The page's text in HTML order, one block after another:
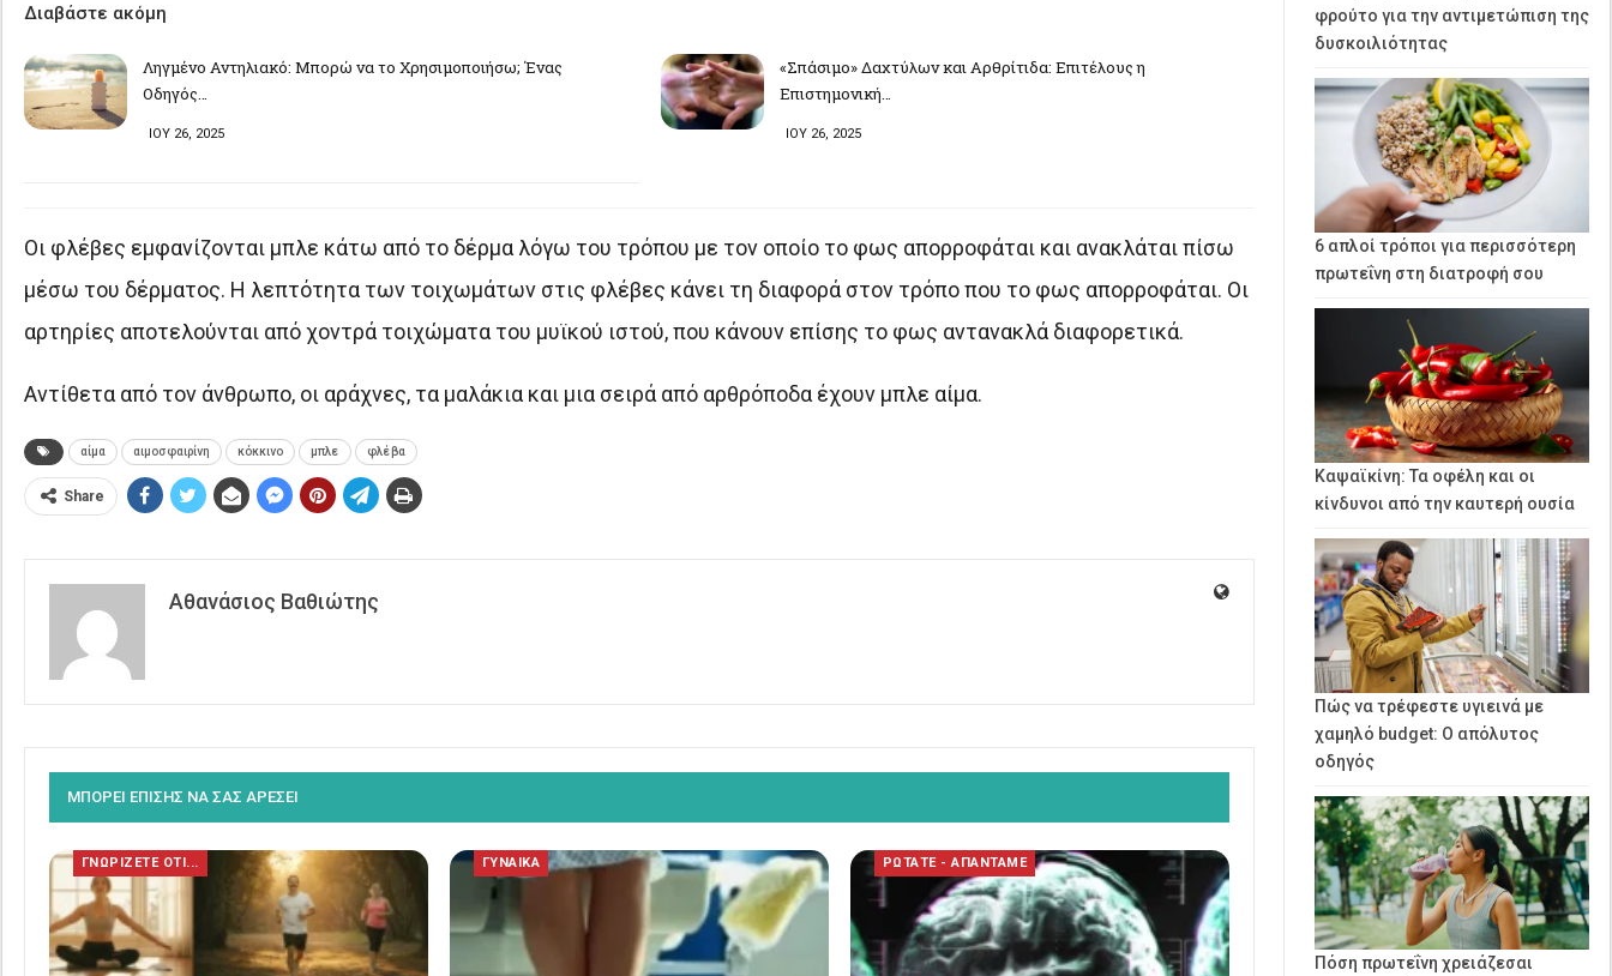
Διαβάστε ακόμη
Ληγμένο Αντηλιακό: Μπορώ να το Χρησιμοποιήσω; Ένας
Οδηγός…
ΙΟΥ 26, 2025
«Σπάσιμο» Δαχτύλων και Αρθρίτιδα: Επιτέλους η
Επιστημονική…
ΙΟΥ 26, 2025
Οι φλέβες εμφανίζονται μπλε κάτω από το δέρμα λόγω του τρόπου με τον οποίο το φως απορροφάται και ανακλάται πίσω
μέσω του δέρματος. Η λεπτότητα των τοιχωμάτων στις φλέβες κάνει τη διαφορά στον τρόπο που το φως απορροφάται. Οι
αρτηρίες αποτελούνται από χοντρά τοιχώματα του μυϊκού ιστού, που κάνουν επίσης το φως αντανακλά διαφορετικά.
Αντίθετα από τον άνθρωπο, οι αράχνες, τα μαλάκια και μια σειρά από αρθρόποδα έχουν μπλε αίμα.
αίμα αιμοσφαιρίνη κόκκινο μπλε φλέβα
Share
Αθανάσιος Βαθιώτης
ΜΠΟΡΕΙ ΕΠΙΣΗΣ ΝΑ ΣΑΣ ΑΡΕΣΕΙ
ΓΝΩΡΙΖΕΤΕ ΟΤΙ... ΓΥΝΑΙΚΑ ΡΩΤΑΤΕ - ΑΠΑΝΤΑΜΕ
φρούτο για την αντιμετώπιση της
δυσκοιλιότητας
6 απλοί τρόποι για περισσότερη
πρωτεΐνη στη διατροφή σου
Καψαϊκίνη: Τα οφέλη και οι
κίνδυνοι από την καυτερή ουσία
Πώς να τρέφεστε υγιεινά με
χαμηλό budget: Ο απόλυτος
οδηγός
Πόση πρωτεΐνη χρειάζεσαι